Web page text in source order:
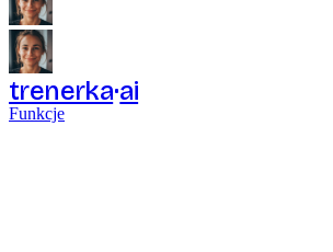
trenerka ai
Funkcje